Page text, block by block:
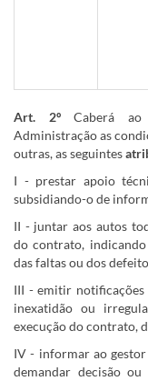
Art. 2ºCaberá ao
Administração as
outras, as seguintes
I - prestar apoio
subsidiando-o de
II - juntar aos autos
do contrato,
das faltas ou dos
III - emitir
inexatidão ou
execução do contrato,
IV - informar ao
demandar decisão